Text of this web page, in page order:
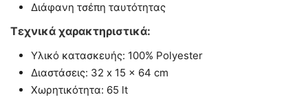
Διάφανη τσέπη ταυτότητας
Τεχνικά χαρακτηριστικά:
Υλικό κατασκευής: 100% Polyester
Διαστάσεις: 32 x 15 x 64 cm
Χωρητικότητα: 65 lt